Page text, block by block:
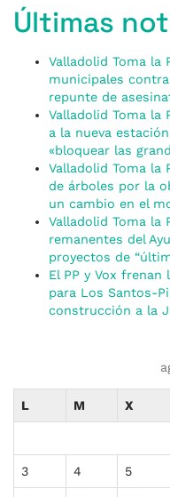
Últimas
Valladolid Toma la
municipales
repunte de
Valladolid Toma la
a la nueva
«bloquear las
Valladolid Toma la
de árboles por la
un cambio en el
Valladolid Toma la
remanentes del
proyectos de
El PP y Vox
para Los Santos-
construcción a la
L M X
3 4 5